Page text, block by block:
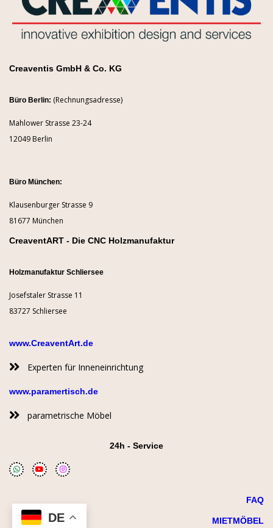
Creaventis GmbH & Co. KG
Büro Berlin: (Rechnungsadresse)
Mahlower Strasse 23-24
12049 Berlin
Büro München:
Klausenburger Strasse 9
81677 München
CreaventART - Die CNC Holzmanufaktur
Holzmanufaktur Schliersee
Josefstaler Strasse 11
83727 Schliersee
www.CreaventArt.de
Experten für Inneneinrichtung
www.paramertisch.de
parametrische Möbel
24h - Service
FAQ
MIETMÖBEL
DE